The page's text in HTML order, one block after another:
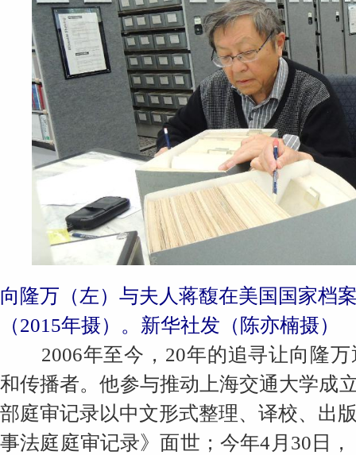
向隆万（左）与夫人蒋馥在美国国家档
（2015年摄）。新华社发（陈亦楠摄）
2006年至今，20年的追寻让向隆万
和传播者。他参与推动上海交通大学成
部庭审记录以中文形式整理、译校、出
事法庭庭审记录》面世；今年4月30日